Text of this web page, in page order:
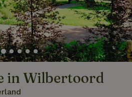
in Wilbertoord